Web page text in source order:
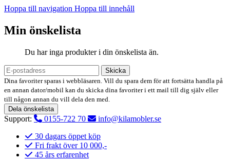
Hoppa till navigation Hoppa till innehåll
Min önskelista
Du har inga produkter i din önskelista än.
Skicka
Dina favoriter sparas i webbläsaren. Vill du spara dem för att fortsätta handla på
en annan dator/mobil kan du skicka dina favoriter i ett mail till dig själv eller
till någon annan du vill dela den med.
Dela önskelista
Support: 0155-722 70
info@kilamobler.se
30 dagars öppet köp
Fri frakt över 10 000,-
45 års erfarenhet